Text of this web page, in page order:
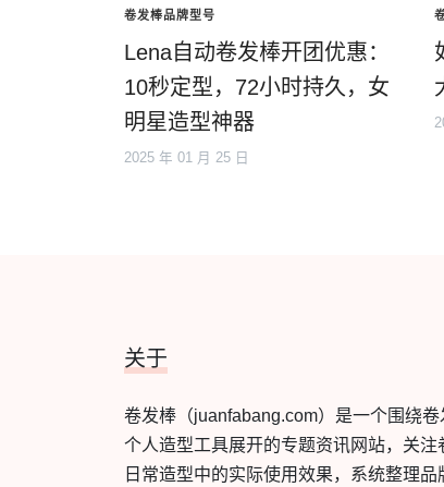
卷发棒品牌型号
Lena自动卷发棒开团优惠：
10秒定型，72小时持久，女
明星造型神器
2025 年 01 月 25 日
关于
卷发棒（juanfabang.com）是一个围绕卷
个人造型工具展开的专题资讯网站，关注
日常造型中的实际使用效果，系统整理品